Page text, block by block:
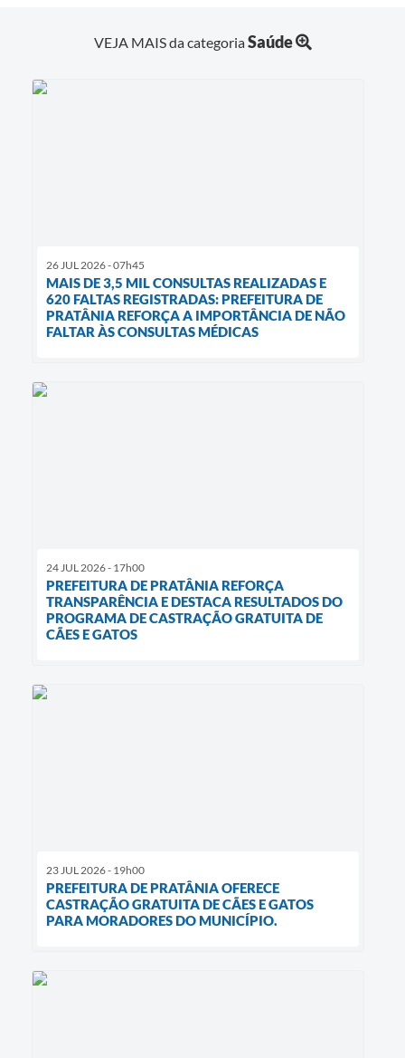
VEJA MAIS da categoriaSaúde
26 JUL 2026 - 07h45
MAIS DE 3,5 MIL CONSULTAS REALIZADAS E
620 FALTAS REGISTRADAS: PREFEITURA DE
PRATÂNIA REFORÇA A IMPORTÂNCIA DE NÃO
FALTAR ÀS CONSULTAS MÉDICAS
24 JUL 2026 - 17h00
PREFEITURA DE PRATÂNIA REFORÇA
TRANSPARÊNCIA E DESTACA RESULTADOS DO
PROGRAMA DE CASTRAÇÃO GRATUITA DE
CÃES E GATOS
23 JUL 2026 - 19h00
PREFEITURA DE PRATÂNIA OFERECE
CASTRAÇÃO GRATUITA DE CÃES E GATOS
PARA MORADORES DO MUNICÍPIO.